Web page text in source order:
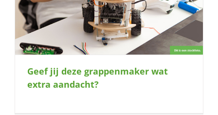
Geef jij deze grappenmaker wat
extra aandacht?